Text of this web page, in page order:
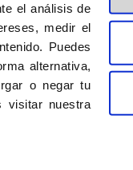
el análisis de
medir el
Puedes
alternativa,
o negar tu
visitar nuestra
en el Registro de
El CEU es una